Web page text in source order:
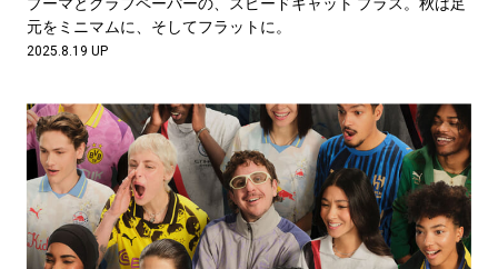
プーマとグラフペーパーの、スピードキャット プラス。秋は足
元をミニマムに、そしてフラットに。
2025.8.19 UP